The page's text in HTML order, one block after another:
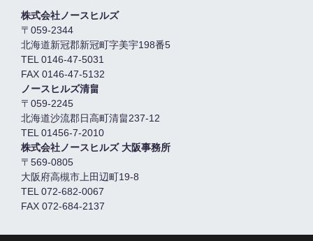
株式会社ノースヒルズ
〒059-2344
北海道新冠郡新冠町字美宇198番5
TEL 0146-47-5031
FAX 0146-47-5132
ノースヒルズ清畠
〒059-2245
北海道沙流郡日高町清畠237-12
TEL 01456-7-2010
株式会社ノースヒルズ 大阪事務所
〒569-0805
大阪府高槻市上田辺町19-8
TEL 072-682-0067
FAX 072-684-2137